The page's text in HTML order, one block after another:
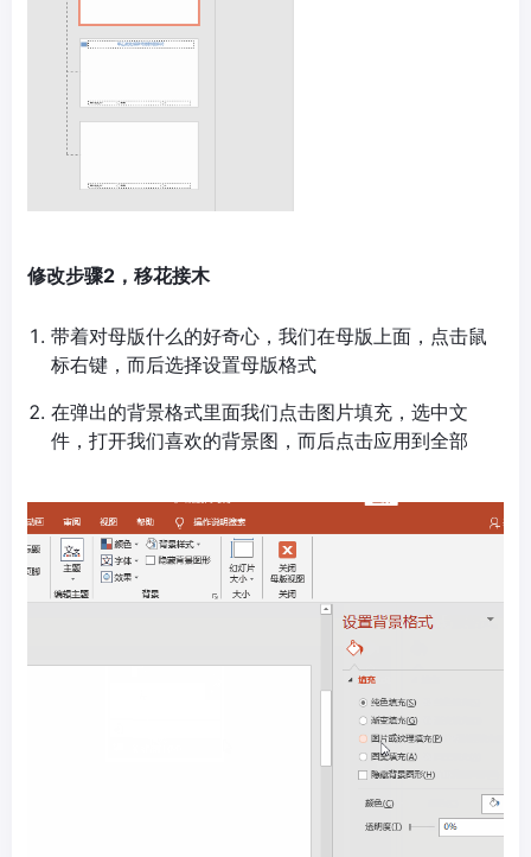
修改步骤2，移花接木
带着对母版什么的好奇心，我们在母版上面，点击鼠
标右键，而后选择设置母版格式
在弹出的背景格式里面我们点击图片填充，选中文
件，打开我们喜欢的背景图，而后点击应用到全部